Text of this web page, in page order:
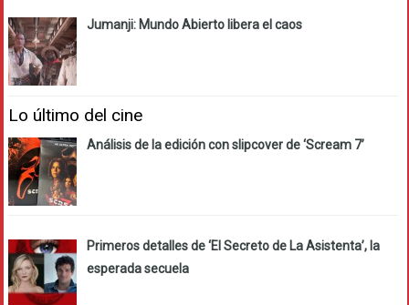
Jumanji: Mundo Abierto libera el caos
Lo último del cine
Análisis de la edición con slipcover de ‘Scream 7’
Primeros detalles de ‘El Secreto de La Asistenta’, la
esperada secuela